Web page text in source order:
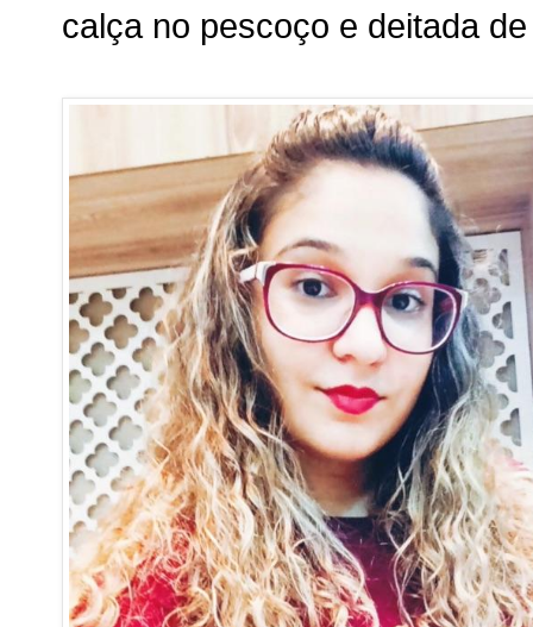
calça no pescoço e deitada